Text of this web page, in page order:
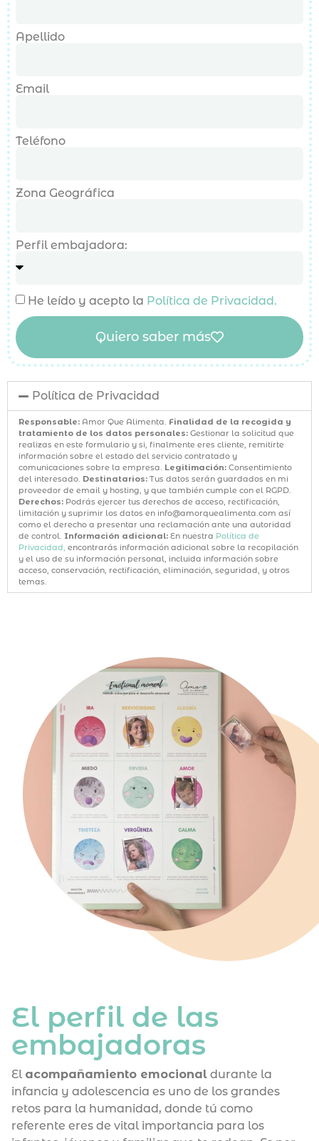
Apellido
Email
Teléfono
Zona Geográfica
Perfil embajadora:
He leído y acepto la Política de Privacidad.
Quiero saber más
Política de Privacidad
Responsable: Amor Que Alimenta. Finalidad de la recogida y
tratamiento de los datos personales: Gestionar la solicitud que
realizas en este formulario y si, finalmente eres cliente, remitirte
información sobre el estado del servicio contratado y
comunicaciones sobre la empresa. Legitimación: Consentimiento
del interesado. Destinatarios: Tus datos serán guardados en mi
proveedor de email y hosting, y que también cumple con el RGPD.
Derechos: Podrás ejercer tus derechos de acceso, rectificación,
limitación y suprimir los datos en info@amorquealimenta.com así
como el derecho a presentar una reclamación ante una autoridad
de control. Información adicional: En nuestra Política de
Privacidad, encontrarás información adicional sobre la recopilación
y el uso de su información personal, incluida información sobre
acceso, conservación, rectificación, eliminación, seguridad, y otros
temas.
El perfil de las
embajadoras
El acompañamiento emocional durante la
infancia y adolescencia es uno de los grandes
retos para la humanidad, donde tú como
referente eres de vital importancia para los